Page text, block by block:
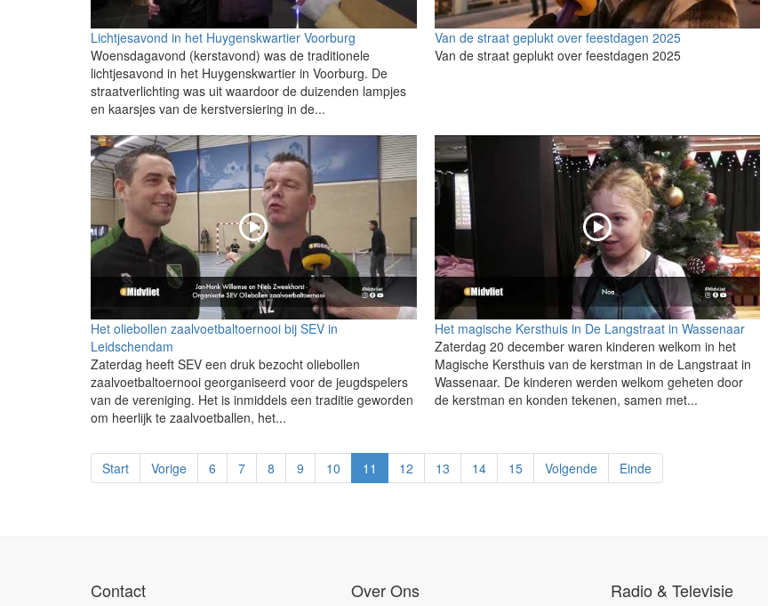
Lichtjesavond in het Huygenskwartier Voorburg
Woensdagavond (kerstavond) was de traditionele
lichtjesavond in het Huygenskwartier in Voorburg. De
straatverlichting was uit waardoor de duizenden lampjes
en kaarsjes van de kerstversiering in de...
Van de straat geplukt over feestdagen 2025
Van de straat geplukt over feestdagen 2025
Het oliebollen zaalvoetbaltoernooi bij SEV in
Leidschendam
Zaterdag heeft SEV een druk bezocht oliebollen
zaalvoetbaltoernooi georganiseerd voor de jeugdspelers
van de vereniging. Het is inmiddels een traditie geworden
om heerlijk te zaalvoetballen, het...
Het magische Kersthuis in De Langstraat in Wassenaar
Zaterdag 20 december waren kinderen welkom in het
Magische Kersthuis van de kerstman in de Langstraat in
Wassenaar. De kinderen werden welkom geheten door
de kerstman en konden tekenen, samen met...
Start Vorige 6 7 8 9 10 11 12 13 14 15 Volgende Einde
Contact Over Ons Radio & Televisie